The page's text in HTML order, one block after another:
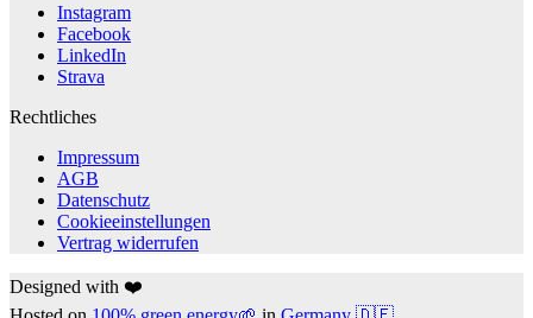
Instagram
Facebook
LinkedIn
Strava
Rechtliches
Impressum
AGB
Datenschutz
Cookieeinstellungen
Vertrag widerrufen
Designed with ❤️